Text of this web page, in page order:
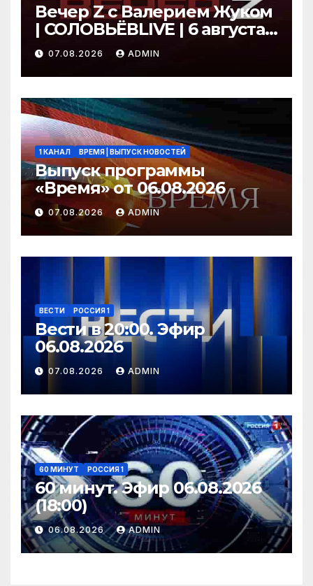
Вечер Z с Валерием Жуком
| СОЛОВЬЁВLIVE | 6 августа
2026 года
07.08.2026 ADMIN
1 КАНАЛ ВРЕМЯ | ВЫПУСК НОВОСТЕЙ
Выпуск программы
«Время» от 06.08.2026
07.08.2026 ADMIN
ВЕСТИ РОССИЯ 1
Вести в 20:00. Эфир
06.08.2026
07.08.2026 ADMIN
60 МИНУТ РОССИЯ 1
60 минут. Эфир 06.08.2026
(18:00)
06.08.2026 ADMIN